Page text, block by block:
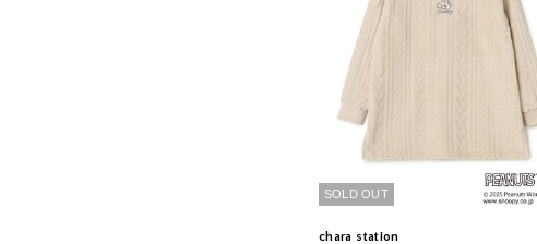
SOLD OUT
chara station